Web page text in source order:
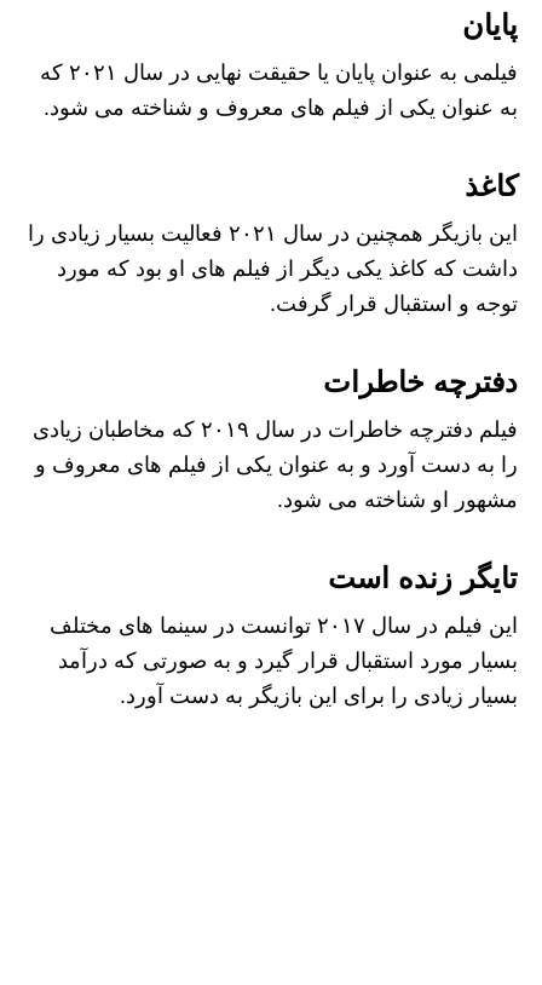
پایان
فیلمی به عنوان پایان یا حقیقت نهایی در سال ۲۰۲۱ که
به عنوان یکی از فیلم های معروف و شناخته می شود.
کاغذ
این بازیگر همچنین در سال ۲۰۲۱ فعالیت بسیار زیادی را
داشت که کاغذ یکی دیگر از فیلم‌ های او بود که مورد
توجه و استقبال قرار گرفت.
دفترچه خاطرات
فیلم دفترچه خاطرات در سال ۲۰۱۹ که مخاطبان زیادی
را به دست آورد و به عنوان یکی از فیلم های معروف و
مشهور او شناخته می شود.
تایگر زنده است
این فیلم در سال ۲۰۱۷ توانست در سینما های مختلف
بسیار مورد استقبال قرار گیرد و به صورتی که درآمد
بسیار زیادی را برای این بازیگر به دست آورد.